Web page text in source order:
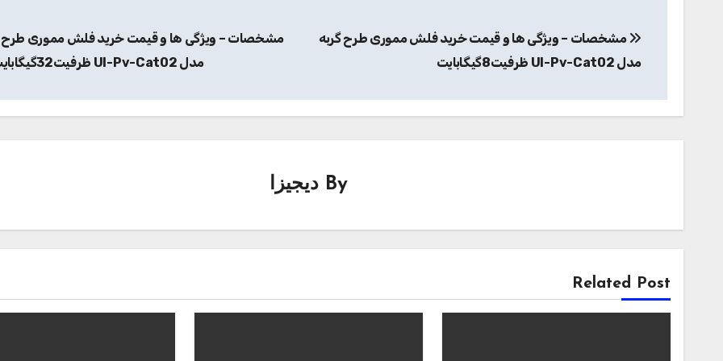
نوشتهمشخصات – ویژگی ها و قیمت خرید فلش مموری طرح گربه
مدل Ul-Pv-Cat02 ظرفیت8گیگابایت
مشخصات – ویژگی ها و قیمت خرید فلش مموری طرح
مدل Ul-Pv-Cat02 ظرفیت32گیگابایت
By دیجیزا
Related Post